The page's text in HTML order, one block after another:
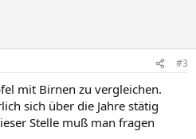
t
v
e
S
#3
mit Birnen zu vergleichen.
sich über die Jahre stätig
Stelle muß man fragen